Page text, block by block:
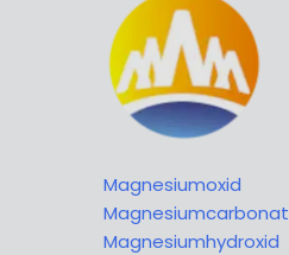
Magnesiumoxid
Magnesiumcarbonat
Magnesiumhydroxid